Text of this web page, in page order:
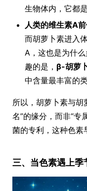
生物体内，它都
人类的维生素A
而胡萝卜素进入
A，这也是为什
趣的是， β-胡萝
中含量最丰富的类
所以，胡萝卜素与胡
名”的缘分，而非“专
菌的专利，这种色素
三、当色素遇上